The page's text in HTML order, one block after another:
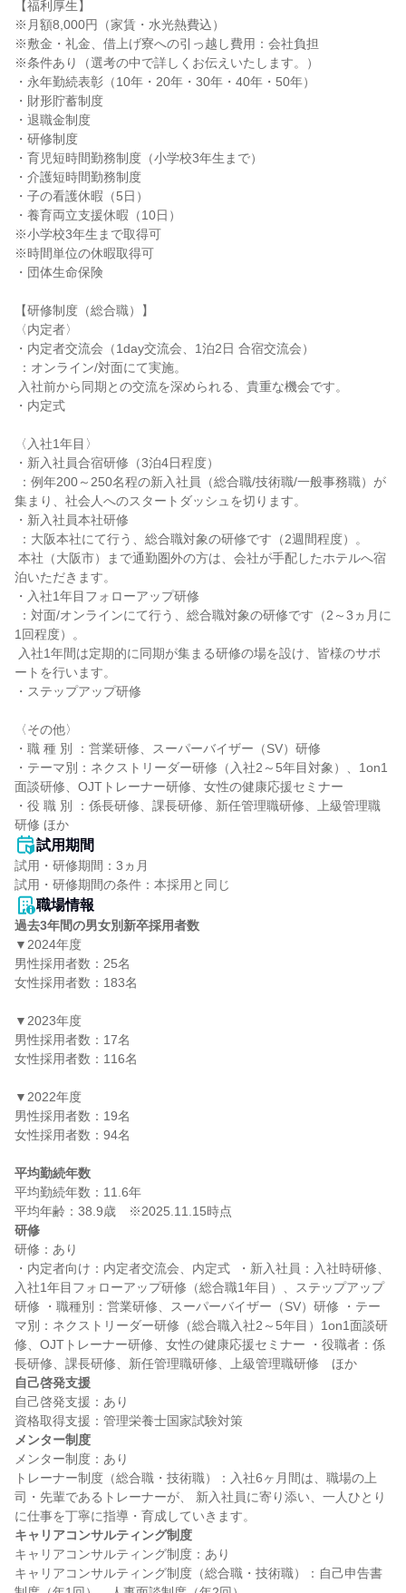
【福利厚生】
※月額8,000円（家賃・水光熱費込）
※敷金・礼金、借上げ寮への引っ越し費用：会社負担
※条件あり（選考の中で詳しくお伝えいたします。）
・永年勤続表彰（10年・20年・30年・40年・50年）
・財形貯蓄制度
・退職金制度
・研修制度
・育児短時間勤務制度（小学校3年生まで）
・介護短時間勤務制度
・子の看護休暇（5日）
・養育両立支援休暇（10日）
※小学校3年生まで取得可
※時間単位の休暇取得可
・団体生命保険
【研修制度（総合職）】
〈内定者〉
・内定者交流会（1day交流会、1泊2日 合宿交流会）
・内定式
〈入社1年目〉
・新入社員合宿研修（3泊4日程度）
集まり、社会人へのスタートダッシュを切ります。
・新入社員本社研修
泊いただきます。
・入社1年目フォローアップ研修
1回程度）。
ートを行います。
・ステップアップ研修
〈その他〉
・職 種 別 ：営業研修、スーパーバイザー（SV）研修
・テーマ別：ネクストリーダー研修（入社2～5年目対象）、1on1
面談研修、OJTトレーナー研修、女性の健康応援セミナー
・役 職 別 ：係長研修、課長研修、新任管理職研修、上級管理職
研修 ほか
試用期間
試用・研修期間：3ヵ月
職場情報
過去3年間の男女別新卒採用者数
▼2024年度
男性採用者数：25名
女性採用者数：183名
▼2023年度
男性採用者数：17名
女性採用者数：116名
▼2022年度
男性採用者数：19名
女性採用者数：94名
平均勤続年数
平均勤続年数：11.6年
研修
研修：あり
・内定者向け：内定者交流会、内定式  ・新入社員：入社時研修、
入社1年目フォローアップ研修（総合職1年目）、ステップアップ
研修 ・職種別：営業研修、スーパーバイザー（SV）研修 ・テー
マ別：ネクストリーダー研修（総合職入社2～5年目）1on1面談研
修、OJTトレーナー研修、女性の健康応援セミナー ・役職者：係
自己啓発支援
自己啓発支援：あり
メンター制度
メンター制度：あり
トレーナー制度（総合職・技術職）：入社6ヶ月間は、職場の上
司・先輩であるトレーナーが、 新入社員に寄り添い、一人ひとり
キャリアコンサルティング制度
キャリアコンサルティング制度：あり
キャリアコンサルティング制度（総合職・技術職）：自己申告書